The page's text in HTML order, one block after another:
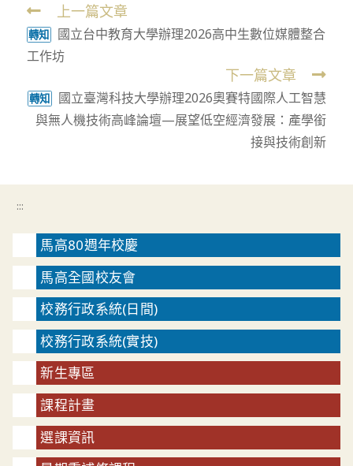
Read
more
articles
上一篇文章
轉知
國立台中教育大學辦理2026高中生數位媒體整合
工作坊
下一篇文章
轉知
國立臺灣科技大學辦理2026奧賽特國際人工智慧
與無人機技術高峰論壇—展望低空經濟發展：產學銜
接與技術創新
:::
馬高80週年校慶
馬高全國校友會
校務行政系統(日間)
校務行政系統(實技)
新生專區
課程計畫
選課資訊